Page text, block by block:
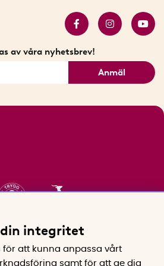
av våra nyhetsbrev!
Anmäl
din integritet
för att kunna anpassa vårt
samt för att ge dig